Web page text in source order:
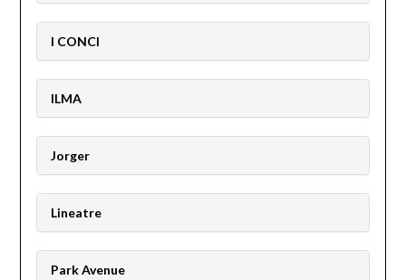
I CONCI
ILMA
Jorger
Lineatre
Park Avenue